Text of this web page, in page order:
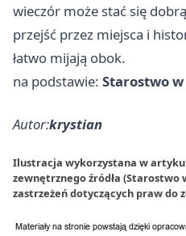
wieczór może stać się
przejść przez miejsca i
łatwo mijają obok.
na podstawie: Starostwo
Autor:krystian
Ilustracja wykorzystana w
zewnętrznego źródła (Starostwo
zastrzeżeń dotyczących praw do